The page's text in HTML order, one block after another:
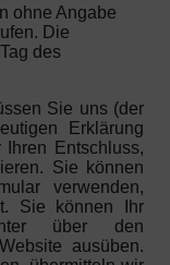
ohne Angabe
Die
des
Sie uns (der
Erklärung
Entschluss,
Sie können
verwenden,
Sie können Ihr
über den
ausüben.